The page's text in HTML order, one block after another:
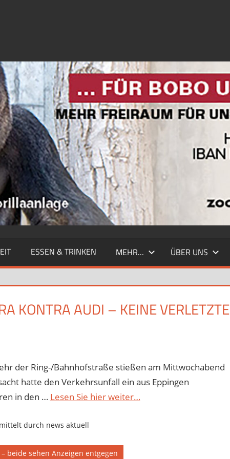
ESSEN & TRINKEN MEHR… ÜBER UNS
KONTRA AUDI – KEINE VERLETZTE
der Ring-/Bahnhofstraße stießen am Mittwochabend
hatte den Verkehrsunfall ein aus Eppingen
in den … Lesen Sie hier weiter…
durch news aktuell
beide sehen Anzeigen entgegen